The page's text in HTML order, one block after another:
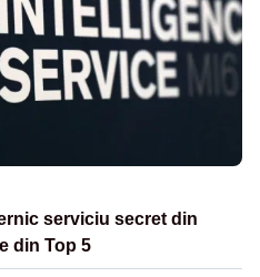
serviciu secret din
din Top 5